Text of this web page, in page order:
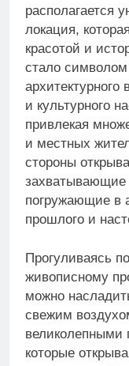
располагается
локация,
красотой и
стало символом
архитектурного
и культурного
привлекая
и местных
стороны
захватывающие
погружающие в
прошлого и
Прогуливаясь
живописному
можно
свежим
великолепными
которые